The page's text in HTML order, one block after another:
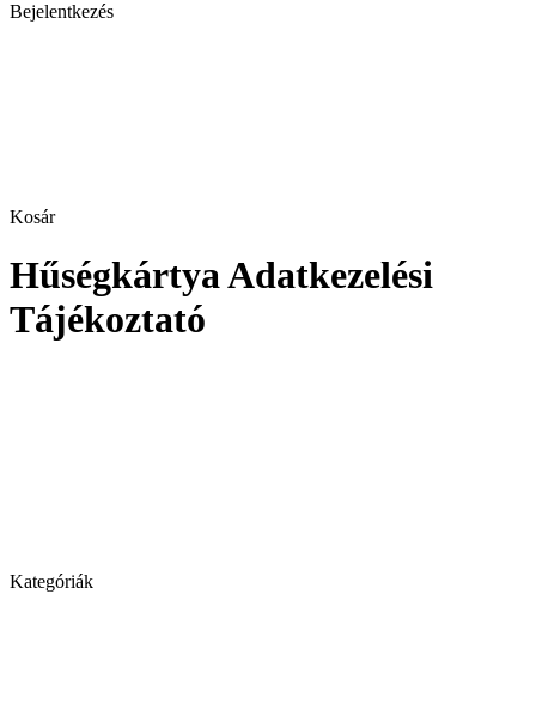
Bejelentkezés
Kosár
Hűségkártya Adatkezelési
Tájékoztató
Kategóriák